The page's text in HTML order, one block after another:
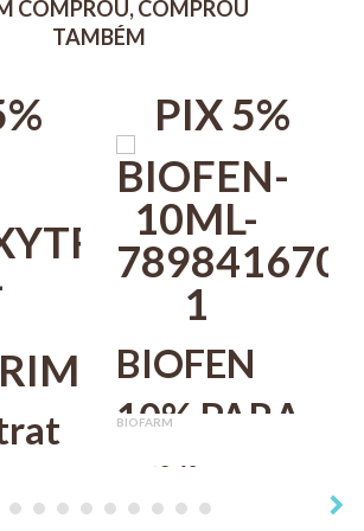
meses.
COMPROU, COMPROU
TAMBÉM
PIX 5%
BIOFEN
10% PARA
CÃES E
BIOFARM
R$ 33,40